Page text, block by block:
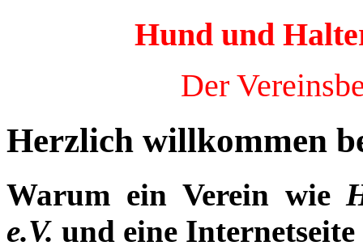
Hund und
Der
Herzlich willkommen
Warum ein Verein wie
e.V. und eine Internetseite